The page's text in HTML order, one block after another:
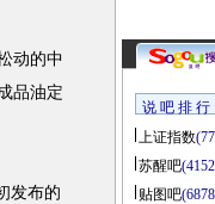
动的中
品油定
发布的
说 吧 排 行
上证指数
苏醒吧
贴图吧